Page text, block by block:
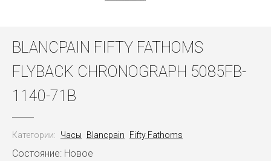
BLANCPAIN FIFTY FATHOMS
FLYBACK CHRONOGRAPH 5085FB-
1140-71B
Категории: Часы Blancpain Fifty Fathoms
Состояние: Новое